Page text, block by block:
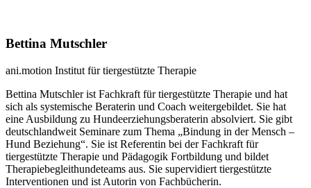
Bettina Mutschler
ani.motion Institut für tiergestützte Therapie
Bettina Mutschler ist Fachkraft für tiergestützte Therapie und hat
sich als systemische Beraterin und Coach weitergebildet. Sie hat
eine Ausbildung zu Hundeerziehungsberaterin absolviert. Sie gibt
deutschlandweit Seminare zum Thema „Bindung in der Mensch –
Hund Beziehung“. Sie ist Referentin bei der Fachkraft für
tiergestützte Therapie und Pädagogik Fortbildung und bildet
Therapiebegleithundeteams aus. Sie supervidiert tiergestützte
Interventionen und ist Autorin von Fachbücherin.